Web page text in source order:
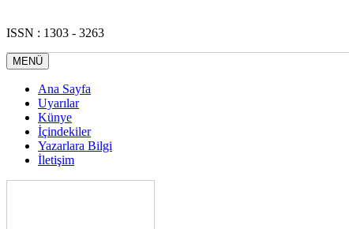
ISSN : 1303 - 3263
MENÜ
Ana Sayfa
Uyarılar
Künye
İçindekiler
Yazarlara Bilgi
İletişim